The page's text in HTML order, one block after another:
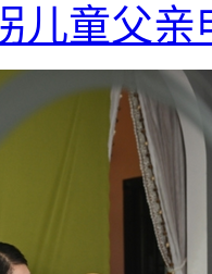
儿童父